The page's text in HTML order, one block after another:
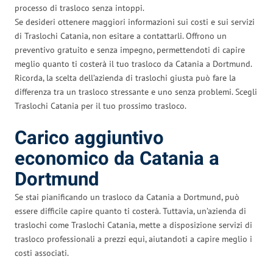
processo di trasloco senza intoppi.
Se desideri ottenere maggiori informazioni sui costi e sui servizi
di Traslochi Catania, non esitare a contattarli. Offrono un
preventivo gratuito e senza impegno, permettendoti di capire
meglio quanto ti costerà il tuo trasloco da Catania a Dortmund.
Ricorda, la scelta dell’azienda di traslochi giusta può fare la
differenza tra un trasloco stressante e uno senza problemi. Scegli
Traslochi Catania per il tuo prossimo trasloco.
Carico aggiuntivo
economico da Catania a
Dortmund
Se stai pianificando un trasloco da Catania a Dortmund, può
essere difficile capire quanto ti costerà. Tuttavia, un’azienda di
traslochi come Traslochi Catania, mette a disposizione servizi di
trasloco professionali a prezzi equi, aiutandoti a capire meglio i
costi associati.